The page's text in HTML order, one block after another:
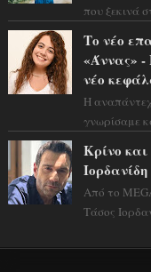
που ξεκινά
Το νέο
«Άννας»
νέο
Η
γνωρίσαμε
Κρίνο
Από το
Τάσος